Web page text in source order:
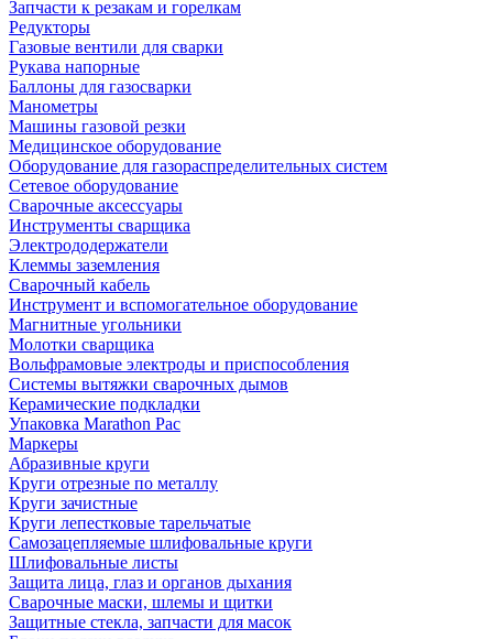
Запчасти к резакам и горелкам
Редукторы
Газовые вентили для сварки
Рукава напорные
Баллоны для газосварки
Манометры
Машины газовой резки
Медицинское оборудование
Оборудование для газораспределительных систем
Сетевое оборудование
Сварочные аксессуары
Инструменты сварщика
Электрододержатели
Клеммы заземления
Сварочный кабель
Инструмент и вспомогательное оборудование
Магнитные угольники
Молотки сварщика
Вольфрамовые электроды и приспособления
Системы вытяжки сварочных дымов
Керамические подкладки
Упаковка Marathon Pac
Маркеры
Абразивные круги
Круги отрезные по металлу
Круги зачистные
Круги лепестковые тарельчатые
Самозацепляемые шлифовальные круги
Шлифовальные листы
Защита лица, глаз и органов дыхания
Сварочные маски, шлемы и щитки
Защитные стекла, запчасти для масок